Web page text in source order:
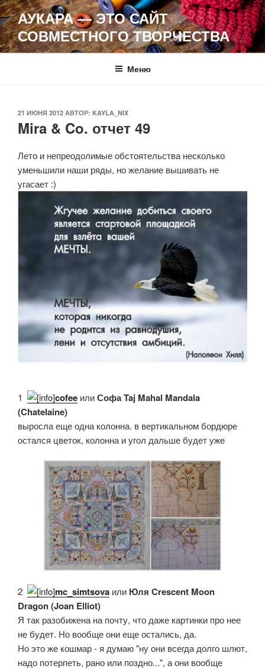
Перейти
к
содержимому
АУКАРА — ЭТО САЙТ
СОВМЕСТНОГО ТВОРЧЕСТВА
Меню
ОПУБЛИКОВАНО
21 ИЮНЯ 2012 АВТОР: KAYLA_NIX
Mira & Co. отчет 49
Лето и непреодолимые обстоятельства несколько
уменьшили наши ряды, но желание вышивать не
угасает :)
1. cofee илиСофа Taj Mahal Mandala
(Chatelaine)
выросла еще одна колонна. в вертикальном бордюре
остался цветок, колонна и угол дальше будет уже
2. mc_simtsova или Юля Crescent Moon
Dragon (Joan Elliot)
Я так разобижена на почту, что даже картинки про нее
не будет. Но вообще они еще остались, да.
Но это же кошмар - я думаю "ну они всегда долго шлют,
надо потерпеть, рано или поздно...", а они вообще